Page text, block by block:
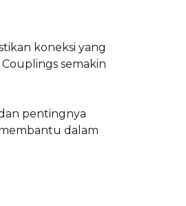
koneksi yang
semakin
pentingnya
dalam